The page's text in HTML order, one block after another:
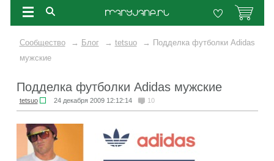
Сообщество → Блог → tetsuo → Подделка футболки Adidas
мужские
Подделка футболки Adidas мужские
tetsuo 24 декабря 2009 12:12:14 10